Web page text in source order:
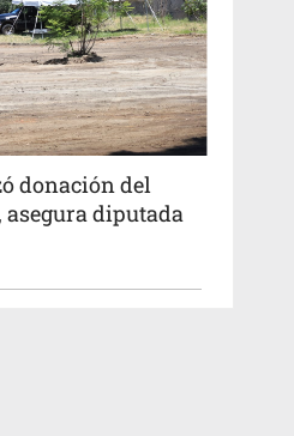
donación del
diputada